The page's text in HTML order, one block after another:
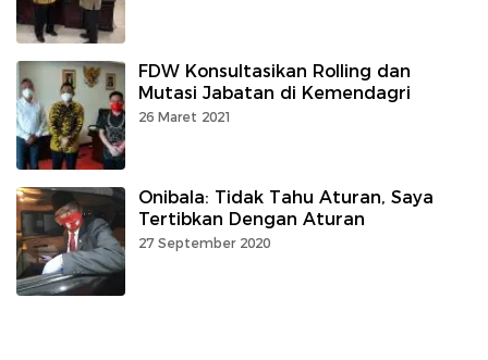
FDW Konsultasikan Rolling dan
Mutasi Jabatan di Kemendagri
26 Maret 2021
Onibala: Tidak Tahu Aturan, Saya
Tertibkan Dengan Aturan
27 September 2020